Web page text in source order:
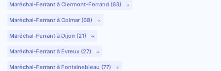
Maréchal-Ferrant à Clermont-Ferrand (63)
Maréchal-Ferrant à Colmar (68)
Maréchal-Ferrant à Dijon (21)
Maréchal-Ferrant à Evreux (27)
Maréchal-Ferrant à Fontainebleau (77)